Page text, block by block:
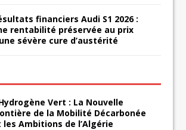
financiers Audi S1 2026 :
rentabilité préservée au prix
sévère cure d’austérité
Vert : La Nouvelle
de la Mobilité Décarbonée
les Ambitions de l’Algérie